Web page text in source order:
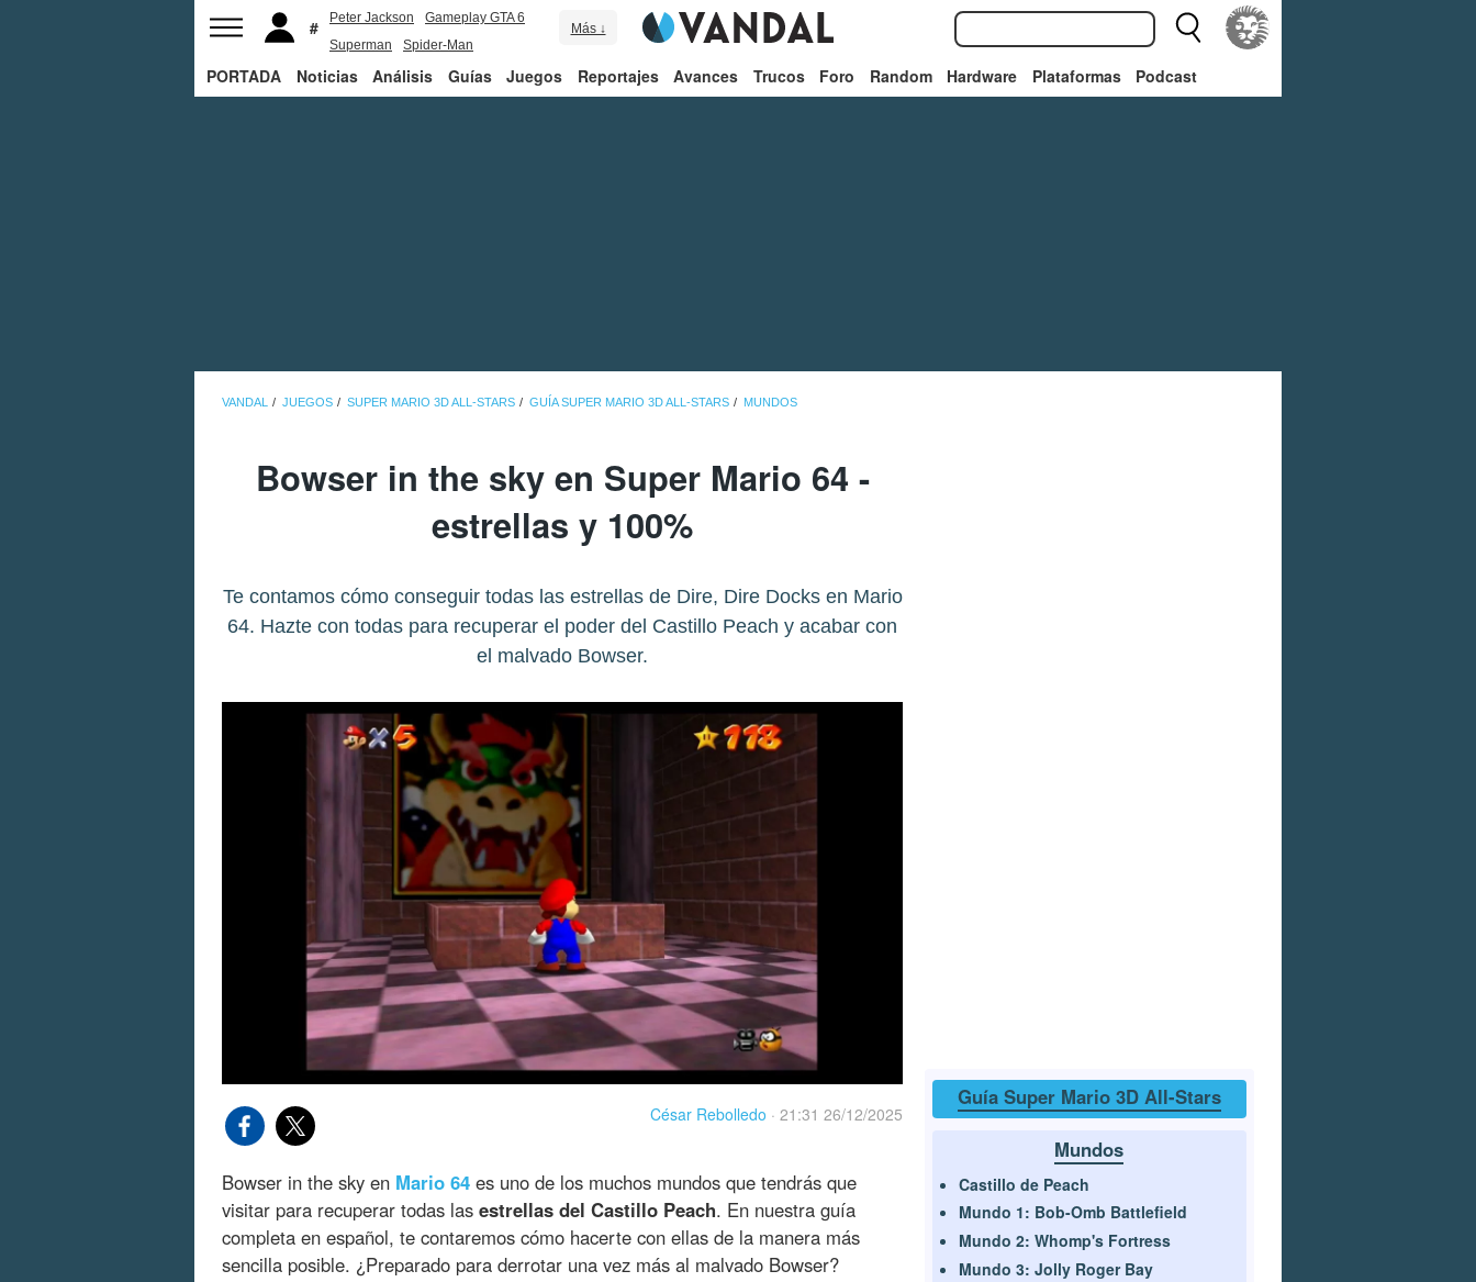
Peter Jackson
Gameplay GTA 6
Superman
Spider-Man
Más ↓
PORTADA Noticias Análisis Guías Juegos Reportajes Avances Trucos Foro Random Hardware Plataformas Podcast
VANDAL JUEGOS SUPER MARIO 3D ALL-STARS GUÍA SUPER MARIO 3D ALL-STARS MUNDOS
Bowser in the sky en Super Mario 64 -
estrellas y 100%
Te contamos cómo conseguir todas las estrellas de Dire, Dire Docks en Mario
64. Hazte con todas para recuperar el poder del Castillo Peach y acabar con
el malvado Bowser.
César Rebolledo · 21:31 26/12/2025
Bowser in the sky en Mario 64 es uno de los muchos mundos que tendrás que
visitar para recuperar todas las estrellas del Castillo Peach. En nuestra guía
completa en español, te contaremos cómo hacerte con ellas de la manera más
sencilla posible. ¿Preparado para derrotar una vez más al malvado Bowser?
Guía Super Mario 3D All-Stars
Mundos
Castillo de Peach
Mundo 1: Bob-Omb Battlefield
Mundo 2: Whomp's Fortress
Mundo 3: Jolly Roger Bay